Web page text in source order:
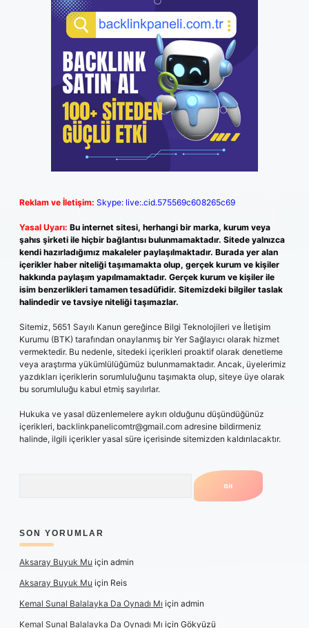
Reklam ve İletişim: Skype: live:.cid.575569c608265c69
Yasal Uyarı: Bu internet sitesi, herhangi bir marka, kurum veya
şahıs şirketi ile hiçbir bağlantısı bulunmamaktadır. Sitede yalnızca
kendi hazırladığımız makaleler paylaşılmaktadır. Burada yer alan
içerikler haber niteliği taşımamakta olup, gerçek kurum ve kişiler
hakkında paylaşım yapılmamaktadır. Gerçek kurum ve kişiler ile
isim benzerlikleri tamamen tesadüfidir. Sitemizdeki bilgiler taslak
halindedir ve tavsiye niteliği taşımazlar.
Sitemiz, 5651 Sayılı Kanun gereğince Bilgi Teknolojileri ve İletişim
Kurumu (BTK) tarafından onaylanmış bir Yer Sağlayıcı olarak hizmet
vermektedir. Bu nedenle, sitedeki içerikleri proaktif olarak denetleme
veya araştırma yükümlülüğümüz bulunmamaktadır. Ancak, üyelerimiz
yazdıkları içeriklerin sorumluluğunu taşımakta olup, siteye üye olarak
bu sorumluluğu kabul etmiş sayılırlar.
Hukuka ve yasal düzenlemelere aykırı olduğunu düşündüğünüz
içerikleri, backlinkpanelicomtr@gmail.com adresine bildirmeniz
halinde, ilgili içerikler yasal süre içerisinde sitemizden kaldırılacaktır.
SON YORUMLAR
Aksaray Buyuk Mu için admin
Aksaray Buyuk Mu için Reis
Kemal Sunal Balalayka Da Oynadı Mı için admin
Kemal Sunal Balalayka Da Oynadı Mı için Gökyüzü